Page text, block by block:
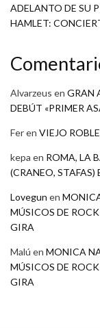
ADELANTO DE SU
HAMLET:
Alvarzeus en GRAN
DEBÚT «PRIMER
Feren VIEJO
kepa en ROMA, LA
(CRANEO, STAFAS)
Lovegun en
MÚSICOS DE
GIRA
Malú en MONICA
MÚSICOS DE
GIRA